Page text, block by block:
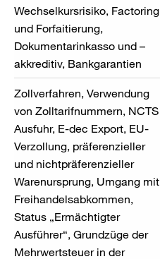
Wechselkursrisiko, Factoring
und Forfaitierung,
Dokumentarinkasso und –
akkreditiv, Bankgarantien
Zollverfahren, Verwendung
von Zolltarifnummern, NCTS
Ausfuhr, E-dec Export, EU-
Verzollung, präferenzieller
und nichtpräferenzieller
Warenursprung, Umgang mit
Freihandelsabkommen,
Status „Ermächtigter
Ausführer“, Grundzüge der
Mehrwertsteuer in der